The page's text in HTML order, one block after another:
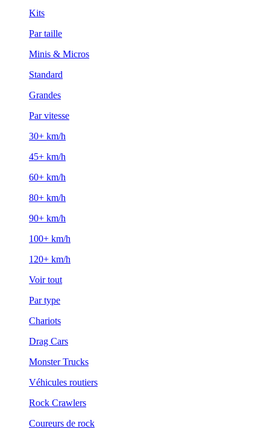
Kits
Par taille
Minis & Micros
Standard
Grandes
Par vitesse
30+ km/h
45+ km/h
60+ km/h
80+ km/h
90+ km/h
100+ km/h
120+ km/h
Voir tout
Par type
Chariots
Drag Cars
Monster Trucks
Véhicules routiers
Rock Crawlers
Coureurs de rock